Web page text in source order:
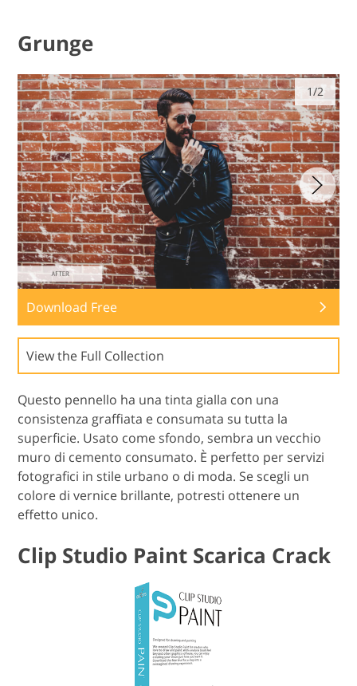
Grunge
1/2
Download Free
View the Full Collection
Questo pennello ha una tinta gialla con una
consistenza graffiata e consumata su tutta la
superficie. Usato come sfondo, sembra un vecchio
muro di cemento consumato. È perfetto per servizi
fotografici in stile urbano o di moda. Se scegli un
colore di vernice brillante, potresti ottenere un
effetto unico.
Clip Studio Paint Scarica Crack